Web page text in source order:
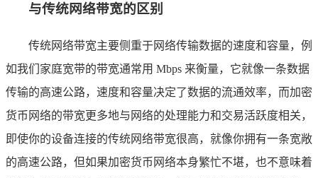
与传统网络带宽的区别
传统网络带宽主要侧重于网络传输数据的速度和容量，例
如我们家庭宽带的带宽通常用 Mbps 来衡量，它就像一条数据
传输的高速公路，速度和容量决定了数据的流通效率，而加密
货币网络的带宽更多地与网络的处理能力和交易活跃度相关，
即使你的设备连接的传统网络带宽很高，就像你拥有一条宽敞
的高速公路，但如果加密货币网络本身繁忙不堪，也不意味着